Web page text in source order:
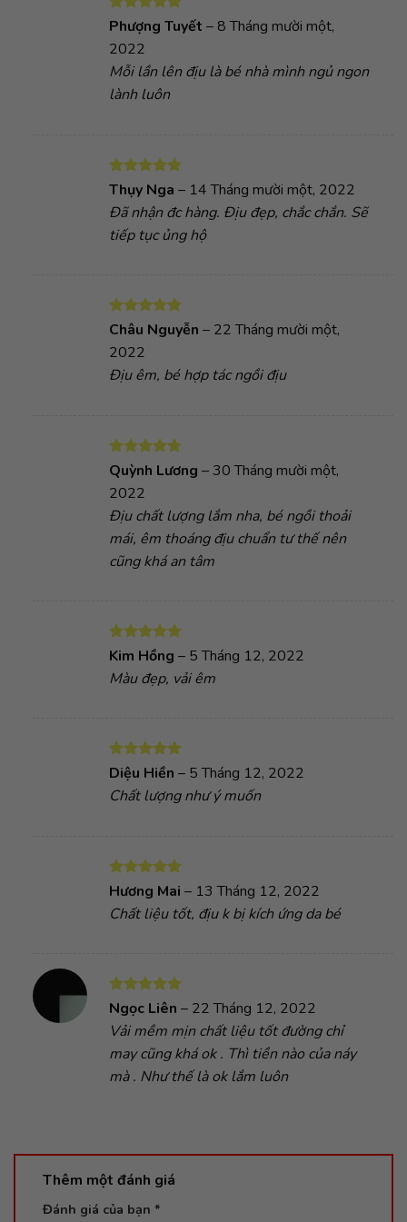
Được xếp
hạng
5
sao
Phượng Tuyết – 8 Tháng mười một,
2022
Mỗi lần lên địu là bé nhà mình ngủ ngon
lành luôn
Được xếp
hạng
5
sao
Thụy Nga – 14 Tháng mười một, 2022
Đã nhận đc hàng. Địu đẹp, chắc chắn. Sẽ
tiếp tục ủng hộ
Được xếp
5
sao
Châu Nguyễn – 22 Tháng mười một,
2022
Địu êm, bé hợp tác ngồi địu
Được xếp
hạng
sao
Quỳnh Lương –30 Tháng mười một,
2022
Địu chất lượng lắm nha, bé ngồi thoải
mái, êm thoáng địu chuẩn tư thế nên
cũng khá an tâm
Được xếp
sao
Kim Hồng – 5 Tháng 12, 2022
Màu đẹp, vải êm
Được xếp
hạng
sao
Diệu Hiền – 5 Tháng 12, 2022
Chất lượng như ý muốn
Được xếp
55
sao
Hương Mai – 13 Tháng 12, 2022
Chất liệu tốt, địu k bị kích ứng da bé
Được xếp
hạng
sao
Ngọc Liên – 22 Tháng 12, 2022
Vải mềm mịn chất liệu tốt đường chỉ
may cũng khá ok . Thì tiền nào của náy
mà . Như thế là ok lắm luôn
Thêm một đánh giá
Đánh giá của bạn *